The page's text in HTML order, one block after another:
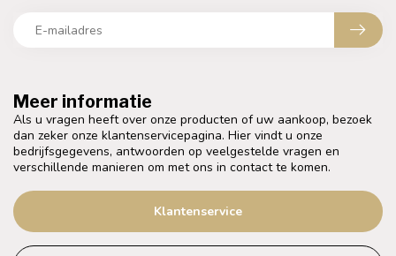
Meer informatie
Als u vragen heeft over onze producten of uw aankoop, bezoek
dan zeker onze klantenservicepagina. Hier vindt u onze
bedrijfsgegevens, antwoorden op veelgestelde vragen en
verschillende manieren om met ons in contact te komen.
Klantenservice